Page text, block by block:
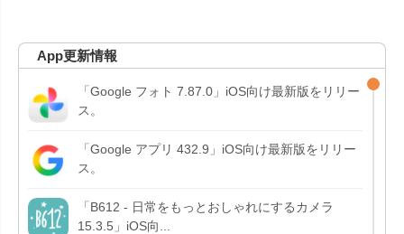
App更新情報
「Google フォト 7.87.0」iOS向け最新版をリリー
ス。
「Google アプリ 432.9」iOS向け最新版をリリー
ス。
「B612 - 日常をもっとおしゃれにするカメラ
15.3.5」iOS向...